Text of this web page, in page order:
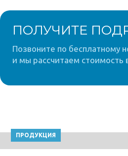
ПОЛУЧИТЕ
Позвоните по бесплатному
и мы рассчитаем стоимость
ПРОДУКЦИЯ